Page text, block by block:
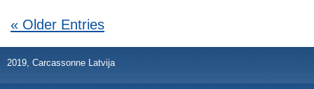
« Older Entries
2019, Carcassonne Latvija